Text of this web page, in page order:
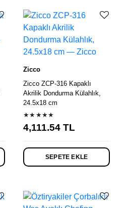
Zicco
Zicco ZCP-316 Kapaklı
Akrilik Dondurma Külahlık,
24.5x18 cm
★★★★★
4,111.54 TL
SEPETE EKLE